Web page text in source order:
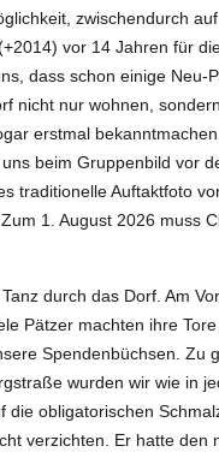
zwischendurch
vor 14 Jahren für
dass schon einige Neu-
nicht nur wohnen,
erstmal
beim Gruppenbild vor
traditionelle Auftaktfoto
1. August 2026 muss
durch das Dorf. Am
Pätzer machten ihre
Spendenbüchsen. Zu
wurden wir wie in
die obligatorischen
verzichten. Er hatte den